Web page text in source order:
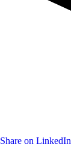
Share on LinkedIn